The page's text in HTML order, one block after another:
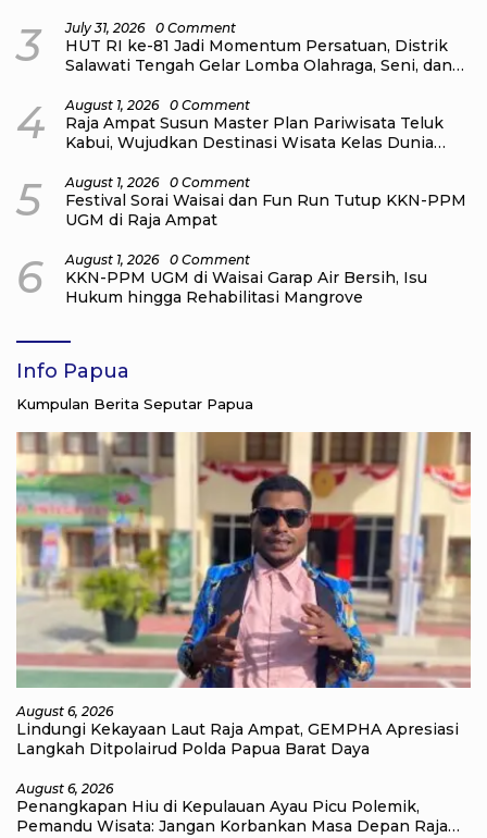
3 July 31, 2026 0 Comment
HUT RI ke-81 Jadi Momentum Persatuan, Distrik
Salawati Tengah Gelar Lomba Olahraga, Seni, dan
4 August 1, 2026 0 Comment
Raja Ampat Susun Master Plan Pariwisata Teluk
Kabui, Wujudkan Destinasi Wisata Kelas Dunia
5 August 1, 2026 0 Comment
Festival Sorai Waisai dan Fun Run Tutup KKN-PPM
UGM di Raja Ampat
6 August 1, 2026 0 Comment
KKN-PPM UGM di Waisai Garap Air Bersih, Isu
Hukum hingga Rehabilitasi Mangrove
Info Papua
Kumpulan Berita Seputar Papua
August 6, 2026
Lindungi Kekayaan Laut Raja Ampat, GEMPHA Apresiasi
Langkah Ditpolairud Polda Papua Barat Daya
August 6, 2026
Penangkapan Hiu di Kepulauan Ayau Picu Polemik,
Pemandu Wisata: Jangan Korbankan Masa Depan Raja